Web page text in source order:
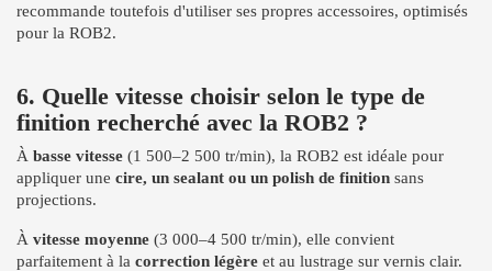
recommande toutefois d'utiliser ses propres accessoires, optimisés
pour la ROB2.
6. Quelle vitesse choisir selon le type de
finition recherché avec la ROB2 ?
À basse vitesse (1 500–2 500 tr/min), la ROB2 est idéale pour
appliquer une cire, un sealant ou un polish de finition sans
projections.
À vitesse moyenne (3 000–4 500 tr/min), elle convient
parfaitement à la correction légère et au lustrage sur vernis clair.